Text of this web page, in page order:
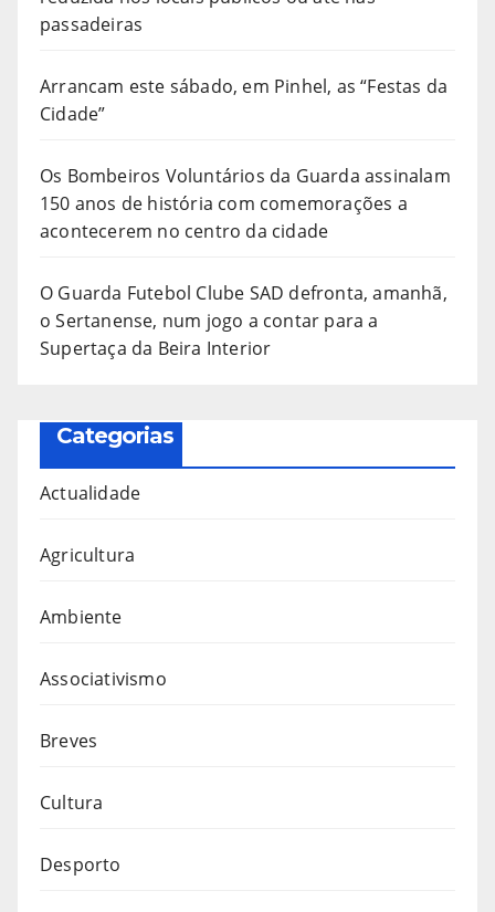
passadeiras
Arrancam este sábado, em Pinhel, as “Festas da
Cidade”
Os Bombeiros Voluntários da Guarda assinalam
150 anos de história com comemorações a
acontecerem no centro da cidade
O Guarda Futebol Clube SAD defronta, amanhã,
o Sertanense, num jogo a contar para a
Supertaça da Beira Interior
Categorias
Actualidade
Agricultura
Ambiente
Associativismo
Breves
Cultura
Desporto